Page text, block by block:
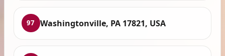
97 Washingtonville, PA 17821, USA